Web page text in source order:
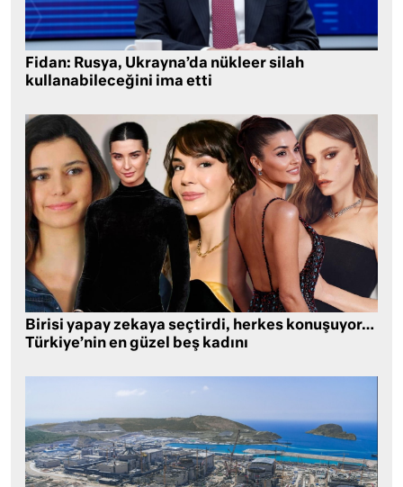
Fidan: Rusya, Ukrayna’da nükleer silah
kullanabileceğini ima etti
Birisi yapay zekaya seçtirdi, herkes konuşuyor…
Türkiye’nin en güzel beş kadını